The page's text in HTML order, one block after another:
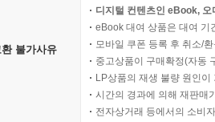
불가사유
디지털 컨텐츠인 eBook,
eBook 대여 상품은 대여 기
모바일 쿠폰 등록 후 취소/
중고상품이 구매확정(자동
LP상품의 재생 불량 원인
시간의 경과에 의해 재판매
전자상거래 등에서의 소비